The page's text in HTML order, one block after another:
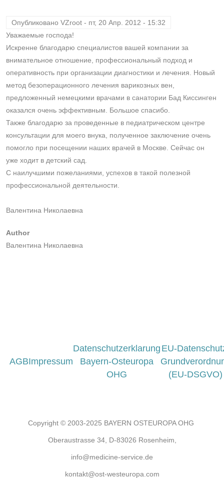
Опубликовано VZroot - пт, 20 Апр. 2012 - 15:32
Уважаемые господа!
Искренне благодарю специалистов вашей компании за
внимательное отношение, профессиональный подход и
оперативность при организации диагностики и лечения. Новый
метод безоперационного лечения варикозных вен,
предложенный немецкими врачами в санатории Бад Киссинген
оказался очень эффективным. Большое спасибо.
Также благодарю за проведенные в педиатрическом центре
консультации для моего внука, полученное заключение очень
помогло при посещении наших врачей в Москве. Сейчас он
уже ходит в детский сад.
С наилучшими пожеланиями, успехов в такой полезной
профессиональной деятельности.
Валентина Николаевна
Author
Валентина Николаевна
AGBImpressum
Datenschutzerklarung
Bayern-Osteuropa
OHG
EU-
(EU-DSGVO)
Copyright © 2003-2025 BAYERN OSTEUROPA OHG
Oberaustrasse 34, D-83026 Rosenheim,
info@medicine-service.de
kontakt@ost-westeuropa.com